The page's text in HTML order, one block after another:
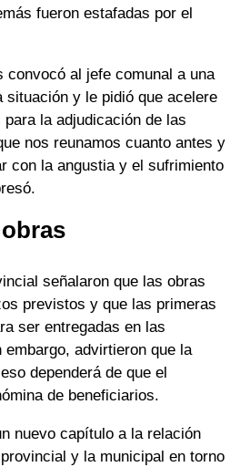
fueron estafadas por el
convocó al jefe comunal a una
situación y le pidió que acelere
la adjudicación de las
nos reunamos cuanto antes y
con la angustia y el sufrimiento
señalaron que las obras
previstos y que las primeras
ser entregadas en las
advirtieron que la
dependerá de que el
de beneficiarios.
nuevo capítulo a la relación
y la municipal en torno